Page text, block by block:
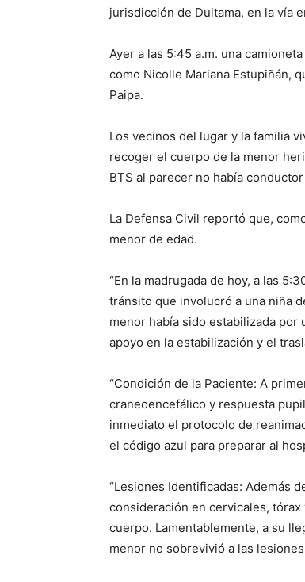
jurisdicción de Duitama, en la vía
Ayer a las 5:45 a.m. una
como Nicolle Mariana Estupiñán,
Paipa.
Los vecinos del lugar y la familia
recoger el cuerpo de la menor
BTS al parecer no había
La Defensa Civil reportó que,
menor de edad.
“En la madrugada de hoy, a las
tránsito que involucró a una niña
menor había sido estabilizada por
apoyo en la estabilización y el
“Condición de la Paciente: A
craneoencefálico y respuesta
inmediato el protocolo de
el código azul para preparar al
“Lesiones Identificadas: Además
consideración en cervicales,
cuerpo. Lamentablemente, a su
menor no sobrevivió a las